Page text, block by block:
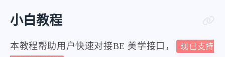
小白教程
本教程帮助用户快速对接BE 美学接口，
现已支持